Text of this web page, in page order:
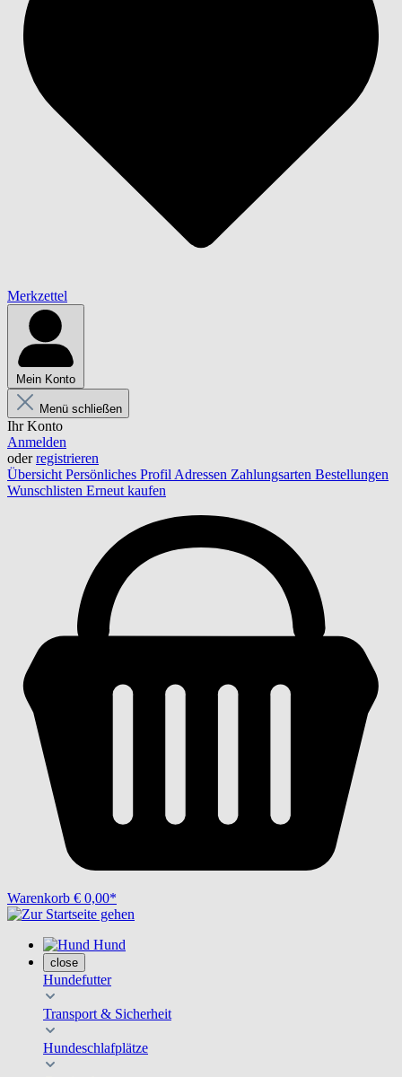
Merkzettel
Mein Konto
Menü schließen
Ihr Konto
Anmelden
oderregistrieren
Übersicht Persönliches Profil Adressen Zahlungsarten Bestellungen
Wunschlisten Erneut kaufen
Warenkorb € 0,00*
Hund
close
Hundefutter
Transport & Sicherheit
Hundeschlafplätze